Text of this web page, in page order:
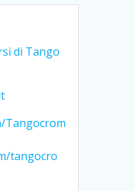
di Tango
Tangocrom
tangocro